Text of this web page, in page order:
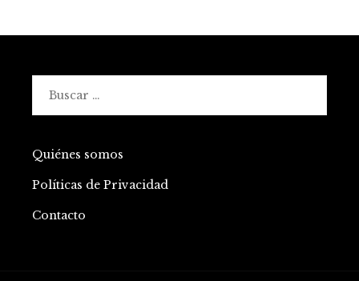
Quiénes somos
Políticas de Privacidad
Contacto